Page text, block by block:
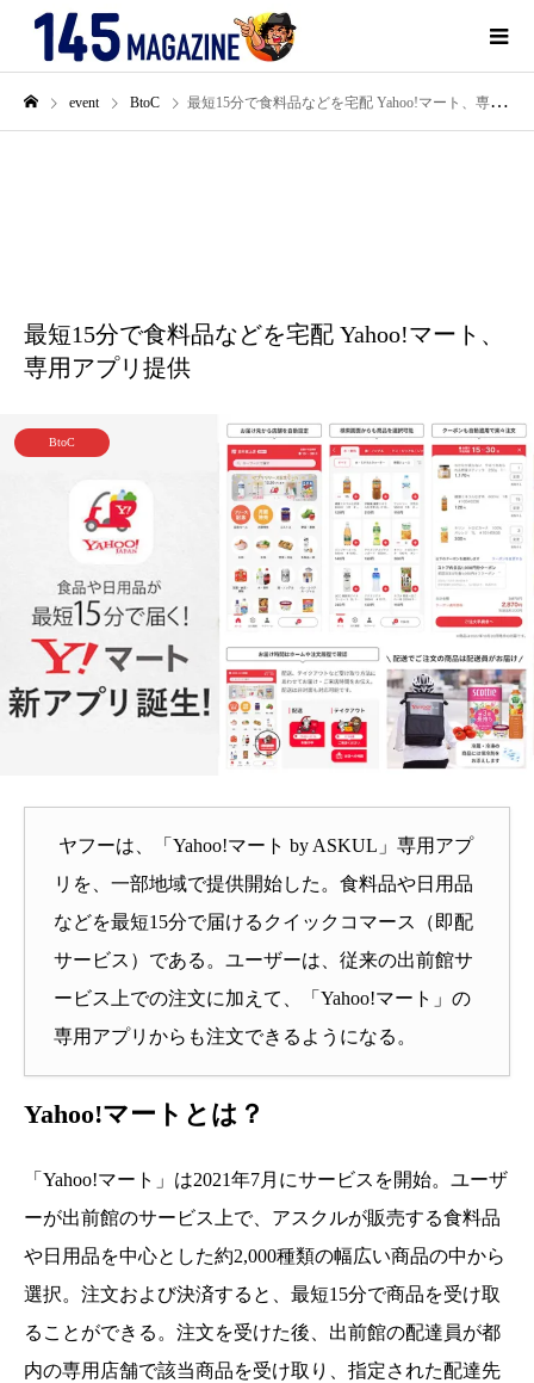
event BtoC 最短15分で食料品などを宅配 Yahoo!マート、専用アプリ提供
最短15分で食料品などを宅配 Yahoo!マート、
専用アプリ提供
BtoC
ヤフーは、「Yahoo!マート by ASKUL」専用アプ
リを、一部地域で提供開始した。 食料品や日用品
などを最短15分で届けるクイックコマース（ 即配
サービス）である。ユーザーは、 従来の出前館サ
ービス上での注文に加えて、「Yahoo!マート」の
専用アプリからも注文できるようになる。
Yahoo!マートとは？
「Yahoo!マート」は2021年7月にサービスを開始。ユーザ
ーが出前館のサービス上で、 アスクルが販売する食料品
や日用品を中心とした約2,000種類の幅広い商品の中から
選択。注文および決済すると、最短15分で商品を受け取
ることができる。注文を受けた後、 出前館の配達員が都
内の専用店舗で該当商品を受け取り、 指定された配達先